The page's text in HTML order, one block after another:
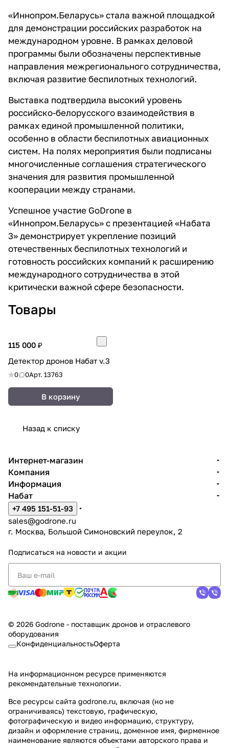
«Иннопром.Беларусь» стала важной площадкой
для демонстрации российских разработок на
международном уровне. В рамках деловой
программы были обозначены перспективные
направления межрегионального сотрудничества,
включая развитие беспилотных технологий.
Выставка подтвердила высокий уровень
российско-белорусского взаимодействия в
рамках единой промышленной политики,
особенно в области беспилотных авиационных
систем. На полях мероприятия были подписаны
многочисленные соглашения стратегического
значения для развития промышленной
кооперации между странами.
Успешное участие GoDrone в
«Иннопром.Беларусь» с презентацией «Набата
3» демонстрирует укрепление позиций
отечественных беспилотных технологий и
готовность российских компаний к расширению
международного сотрудничества в этой
критически важной сфере безопасности.
Товары
115 000 ₽
Детектор дронов Набат v.3
0 0Арт. 13763
В корзину
Назад к списку
Интернет-магазин
Компания
Информация
Набат
+7 495 151-51-93
sales@godrone.ru
г. Москва, Большой Симоновский переулок, 2
Подписаться на новости и акции
© 2026 Godrone - поставщик дронов и отраслевого
оборудования
КонфиденциальностьОферта
На информационном ресурсе применяются
рекомендательные технологии.
Все ресурсы сайта godrone.ru, включая (но не
ограничиваясь) текстовую, графическую,
фотографическую и видео информацию, структуру,
дизайн и оформление страниц, доменное имя, фирменное
наименование являются объектами авторского права и